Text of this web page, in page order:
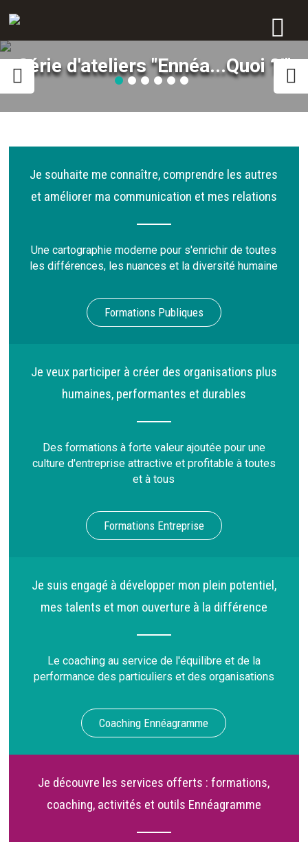
Série d'ateliers "Ennéa...Quoi ?!"
Je souhaite me connaître, comprendre les autres
et améliorer ma communication et mes relations
Une cartographie moderne pour s'enrichir de toutes
les différences, les nuances et la diversité humaine
Formations Publiques
Je veux participer à créer des organisations plus
humaines, performantes et durables
Des formations à forte valeur ajoutée pour une
culture d'entreprise attractive et profitable à toutes
et à tous
Formations Entreprise
Je suis engagé à développer mon plein potentiel,
mes talents et mon ouverture à la différence
Le coaching au service de l'équilibre et de la
performance des particuliers et des organisations
Coaching Ennéagramme
Je découvre les services offerts : formations,
coaching, activités et outils Ennéagramme